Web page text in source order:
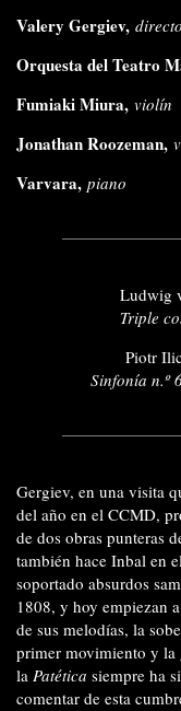
Valery Gergiev,
Orquesta del Teatro
Fumiaki Miura, violín
Jonathan Roozeman,
Varvara, piano
Ludwig
Triple
Piotr
Sinfonía n.º
Gergiev, en una visita
del año en el CCMD,
de dos obras punteras
también hace Inbal en
soportado absurdos
1808, y hoy empiezan
de sus melodías, la
primer movimiento y la
la Patética siempre ha
comentar de esta